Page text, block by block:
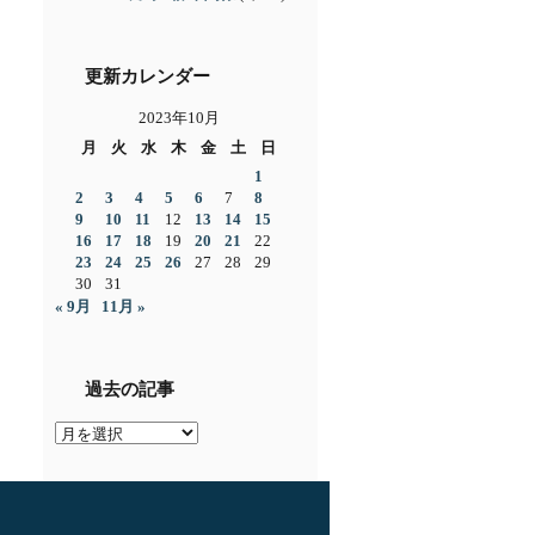
更新カレンダー
2023年10月
月
火 水 木 金 土
日
1
2
3 4 5 6 7
8
9
10 11 12 13 14
15
16
17 18 19 20 21
22
23
24 25 26 27 28
29
30
31
« 9月
11月 »
過去の記事
過